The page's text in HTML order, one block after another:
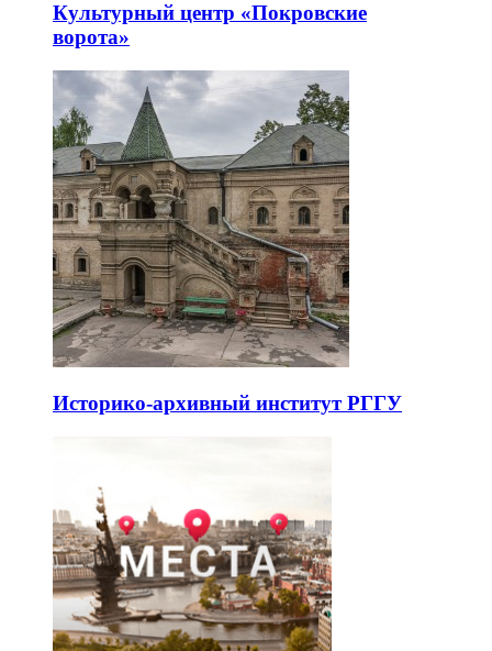
Культурный центр «Покровские
ворота»
Историко-архивный институт РГГУ